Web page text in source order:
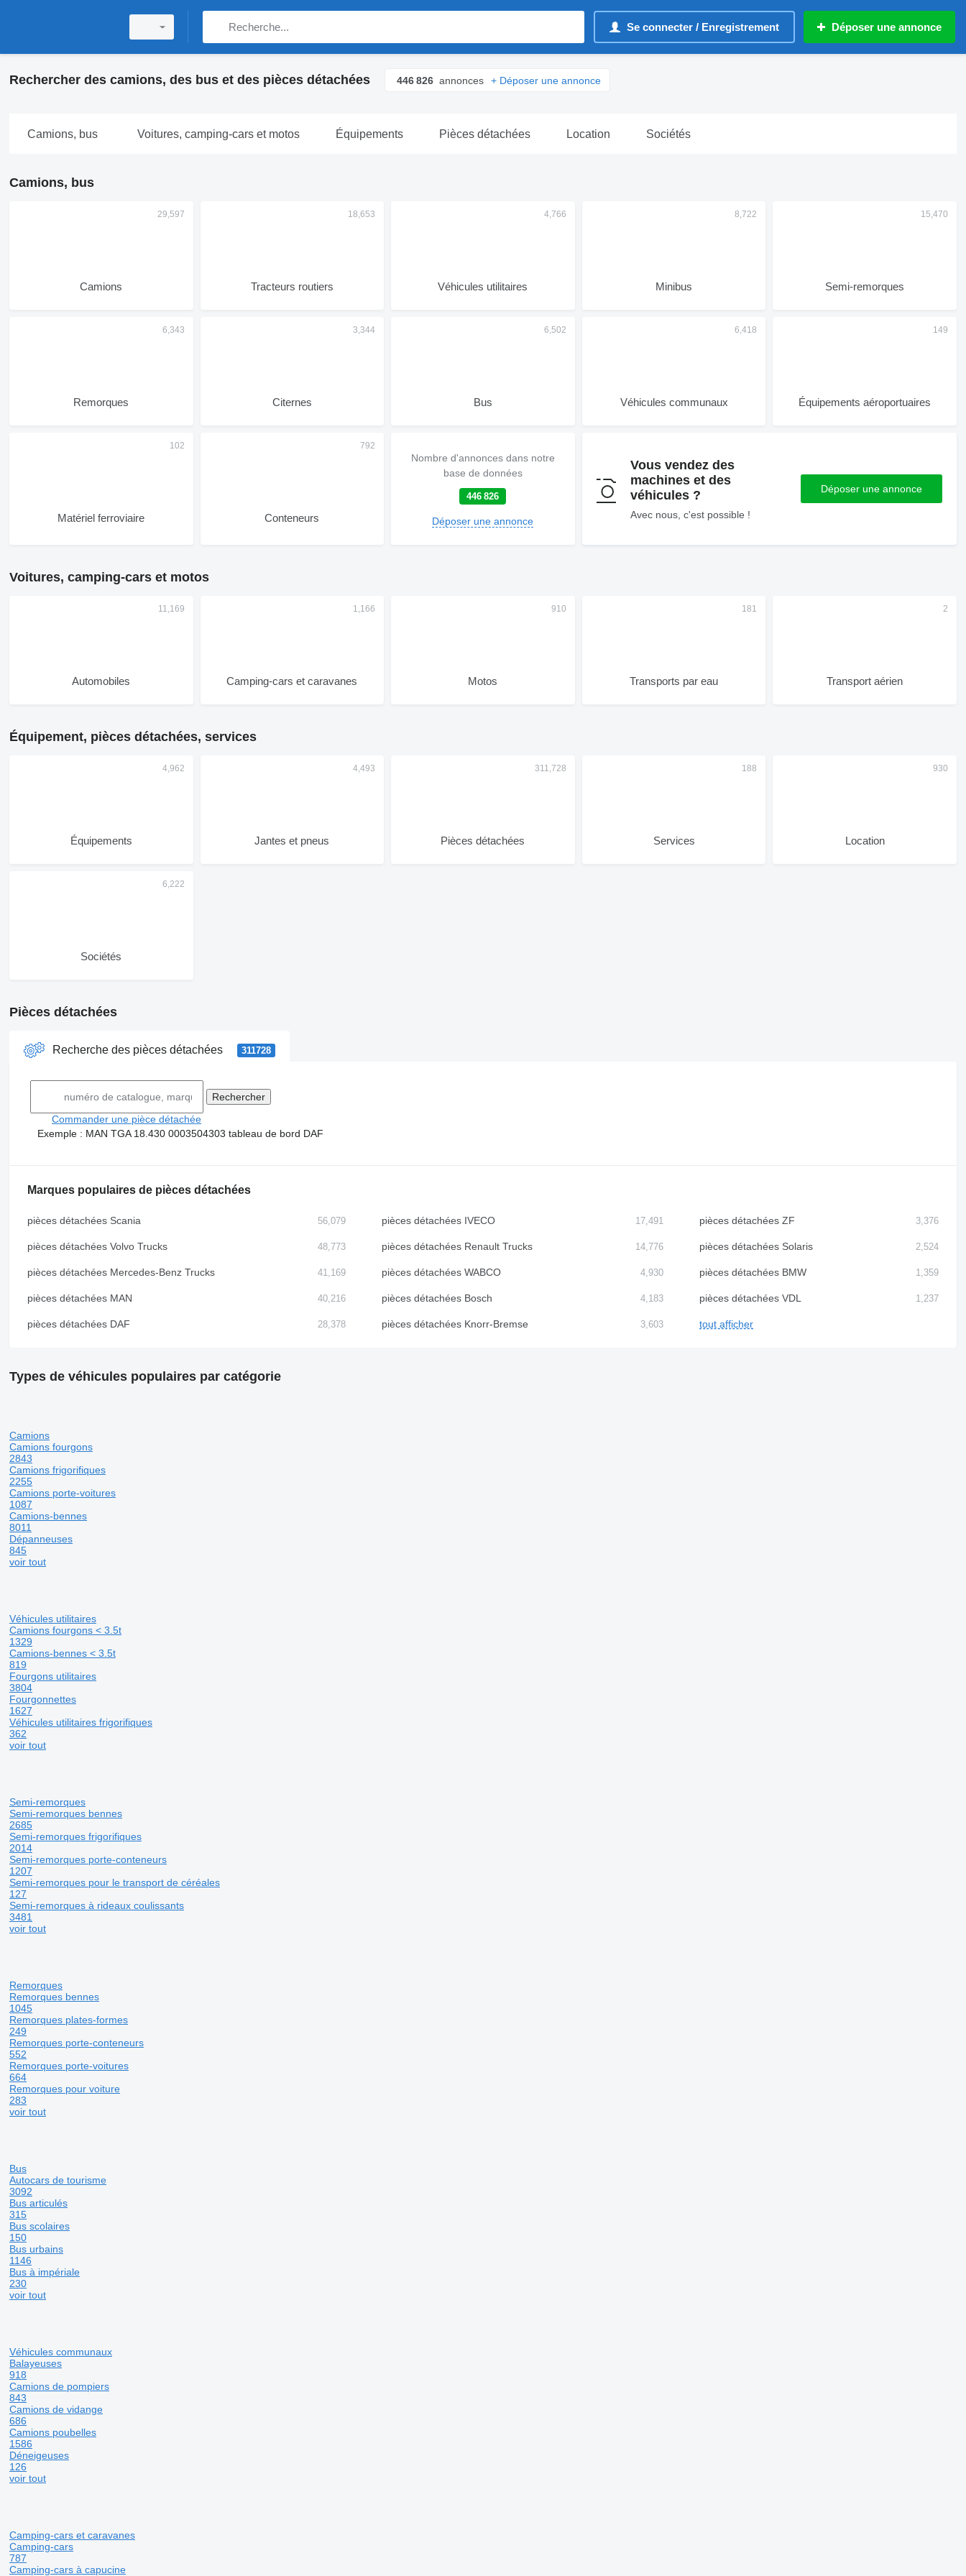
Se connecter / Enregistrement Déposer une annonce
Rechercher des camions, des bus et des pièces détachées 446 826 annonces + Déposer une annonce
Camions, bus Voitures, camping-cars et motos Équipements Pièces détachées Location Sociétés
Camions, bus
Camions Tracteurs routiers Véhicules utilitaires Minibus Semi-remorques
Remorques Citernes Bus Véhicules communaux Équipements aéroportuaires
Matériel ferroviaire Conteneurs
Nombre d'annonces dans notre
base de données
446 826
Déposer une annonce
Vous vendez des
machines et des
véhicules ?
Avec nous, c'est possible !
Déposer une annonce
Voitures, camping-cars et motos
Automobiles Camping-cars et caravanes Motos Transports par eau Transport aérien
Équipement, pièces détachées, services
Équipements Jantes et pneus Pièces détachées Services Location
Sociétés
Pièces détachées
Recherche des pièces détachées 311728
Commander une pièce détachée
Exemple : MAN TGA 18.430 0003504303 tableau de bord DAF
Marques populaires de pièces détachées
pièces détachées Scania 56,079
pièces détachées Volvo Trucks 48,773
pièces détachées Mercedes-Benz Trucks 41,169
pièces détachées MAN 40,216
pièces détachées DAF 28,378
pièces détachées IVECO 17,491
pièces détachées Renault Trucks 14,776
pièces détachées WABCO 4,930
pièces détachées Bosch 4,183
pièces détachées Knorr-Bremse 3,603
pièces détachées ZF 3,376
pièces détachées Solaris 2,524
pièces détachées BMW 1,359
pièces détachées VDL 1,237
tout afficher
Types de véhicules populaires par catégorie
Camions
Camions fourgons
2843
Camions frigorifiques
2255
Camions porte-voitures
1087
Camions-bennes
8011
Dépanneuses
845
voir tout
Véhicules utilitaires
Camions fourgons < 3.5t
1329
Camions-bennes < 3.5t
819
Fourgons utilitaires
3804
Fourgonnettes
1627
Véhicules utilitaires frigorifiques
362
voir tout
Semi-remorques
Semi-remorques bennes
2685
Semi-remorques frigorifiques
2014
Semi-remorques porte-conteneurs
1207
Semi-remorques pour le transport de céréales
127
Semi-remorques à rideaux coulissants
3481
voir tout
Remorques
Remorques bennes
1045
Remorques plates-formes
249
Remorques porte-conteneurs
552
Remorques porte-voitures
664
Remorques pour voiture
283
voir tout
Bus
Autocars de tourisme
3092
Bus articulés
315
Bus scolaires
150
Bus urbains
1146
Bus à impériale
230
voir tout
Véhicules communaux
Balayeuses
918
Camions de pompiers
843
Camions de vidange
686
Camions poubelles
1586
Déneigeuses
126
voir tout
Camping-cars et caravanes
Camping-cars
787
Camping-cars à capucine